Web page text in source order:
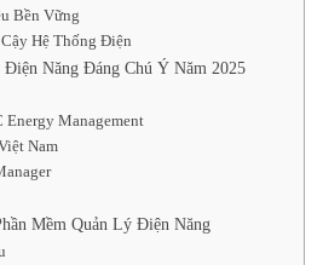
Bền Vững
Hệ Thống Điện
Năng Đáng Chú Ý Năm 2025
Energy Management
Nam
Mềm Quản Lý Điện Năng